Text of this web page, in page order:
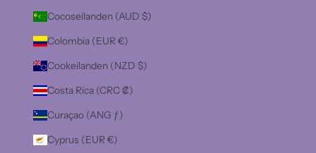
Cocoseilanden (AUD $)
Colombia (EUR €)
Cookeilanden (NZD $)
Costa Rica (CRC ₡)
Curaçao (ANG ƒ)
Cyprus (EUR €)